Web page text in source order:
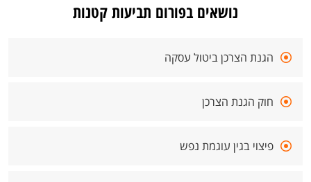
נושאים בפורום תביעות קטנות
הגנת הצרכן ביטול עסקה
חוק הגנת הצרכן
פיצוי בגין עוגמת נפש